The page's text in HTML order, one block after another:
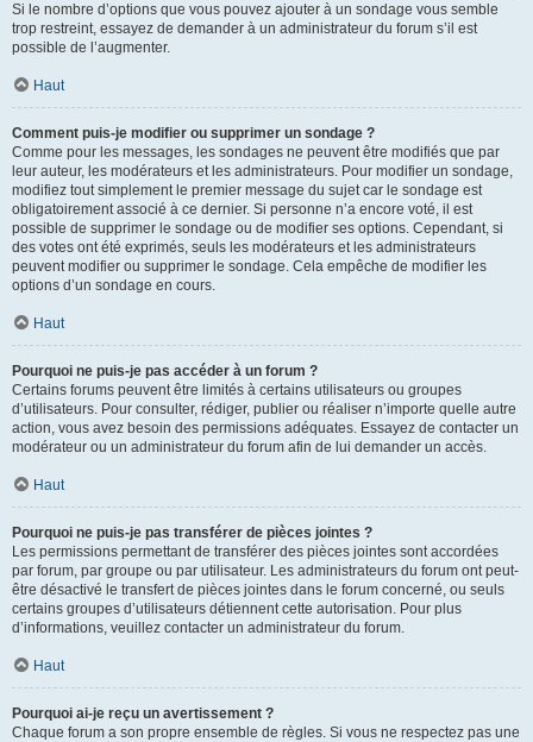
Si le nombre d’options que vous pouvez ajouter à un sondage vous semble
trop restreint, essayez de demander à un administrateur du forum s’il est
possible de l’augmenter.
Haut
Comment puis-je modifier ou supprimer un sondage ?
Comme pour les messages, les sondages ne peuvent être modifiés que par
leur auteur, les modérateurs et les administrateurs. Pour modifier un sondage,
modifiez tout simplement le premier message du sujet car le sondage est
obligatoirement associé à ce dernier. Si personne n’a encore voté, il est
possible de supprimer le sondage ou de modifier ses options. Cependant, si
des votes ont été exprimés, seuls les modérateurs et les administrateurs
peuvent modifier ou supprimer le sondage. Cela empêche de modifier les
options d’un sondage en cours.
Haut
Pourquoi ne puis-je pas accéder à un forum ?
Certains forums peuvent être limités à certains utilisateurs ou groupes
d’utilisateurs. Pour consulter, rédiger, publier ou réaliser n’importe quelle autre
action, vous avez besoin des permissions adéquates. Essayez de contacter un
modérateur ou un administrateur du forum afin de lui demander un accès.
Haut
Pourquoi ne puis-je pas transférer de pièces jointes ?
Les permissions permettant de transférer des pièces jointes sont accordées
par forum, par groupe ou par utilisateur. Les administrateurs du forum ont peut-
être désactivé le transfert de pièces jointes dans le forum concerné, ou seuls
certains groupes d’utilisateurs détiennent cette autorisation. Pour plus
d’informations, veuillez contacter un administrateur du forum.
Haut
Pourquoi ai-je reçu un avertissement ?
Chaque forum a son propre ensemble de règles. Si vous ne respectez pas une